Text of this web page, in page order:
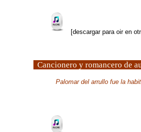
[descargar para oir en
Cancionero y romancero de
Palomar del arrullo fue la